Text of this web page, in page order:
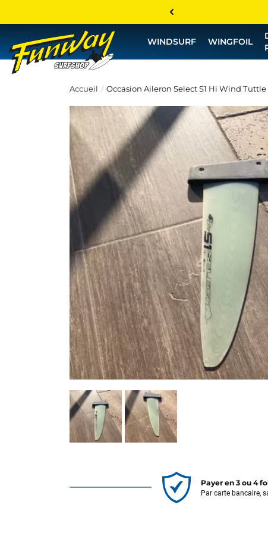
WINDSURF WINGFOIL
Accueil Occasion Aileron Select S1 Hi Wind Tuttle
Payer en 3 ou 4
Par carte bancaire,